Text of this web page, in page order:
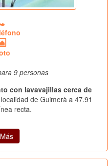
9 personas
con lavavajillas cerca de
de Guimerà a 47.91
recta.